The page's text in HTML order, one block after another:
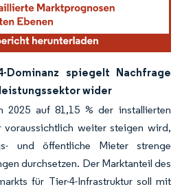
Dominanz spiegelt Nachfrage
wider
2025 auf 81,15 % der installierten
voraussichtlich weiter steigen wird,
und öffentliche Mieter strenge
durchsetzen. Der Marktanteil des
für Tier-4-Infrastruktur soll mit